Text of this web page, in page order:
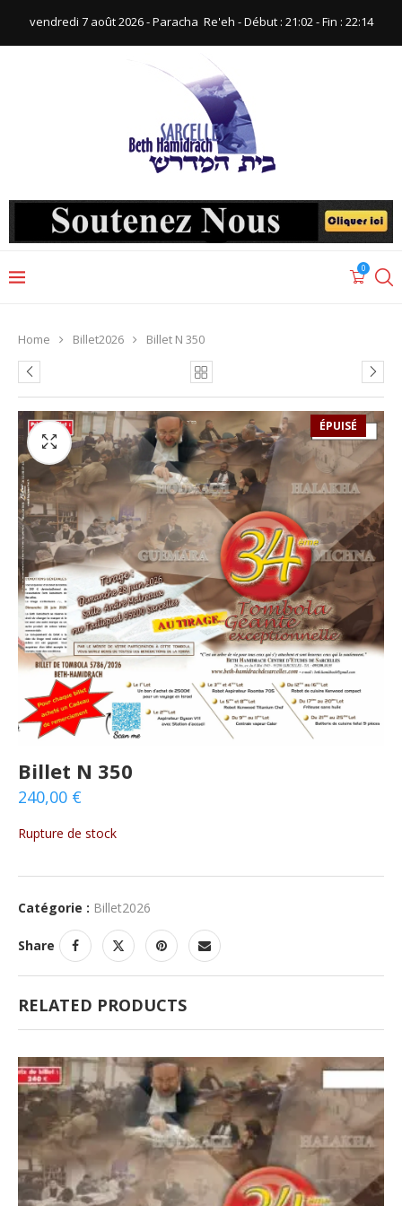
vendredi 7 août 2026 - Paracha ‪ Re'eh‬ - Début : 21:02‬ - Fin : ‪22:14‬
0
Home Billet2026 Billet N 350
ÉPUISÉ
Billet N 350
240,00 €
Rupture de stock
Catégorie : Billet2026
Share
RELATED PRODUCTS